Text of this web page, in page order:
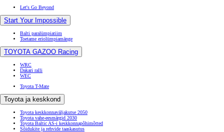
Let's Go Beyond
Start Your Impossible
Balti paralümpiatiim
Toetame eriolümpiamänge
TOYOTA GAZOO Racing
WRC
Dakari ralli
WEC
Toyota T-Mate
Toyota ja keskkond
Toyota keskkonnaväljakutse 2050
Toyota vahe-eesmärgid 2030
Toyota Baltic AS-i keskkonnapõhimõtted
Sõidukite ja rehvide taaskasutus